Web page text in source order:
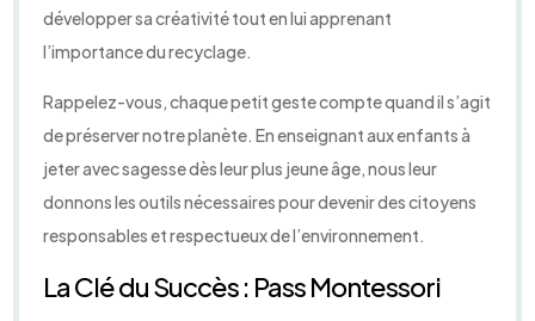
développer sa créativité tout en lui apprenant
l’importance du recyclage.
Rappelez-vous, chaque petit geste compte quand il s’agit
de préserver notre planète. En enseignant aux enfants à
jeter avec sagesse dès leur plus jeune âge, nous leur
donnons les outils nécessaires pour devenir des citoyens
responsables et respectueux de l’environnement.
La Clé du Succès : Pass Montessori